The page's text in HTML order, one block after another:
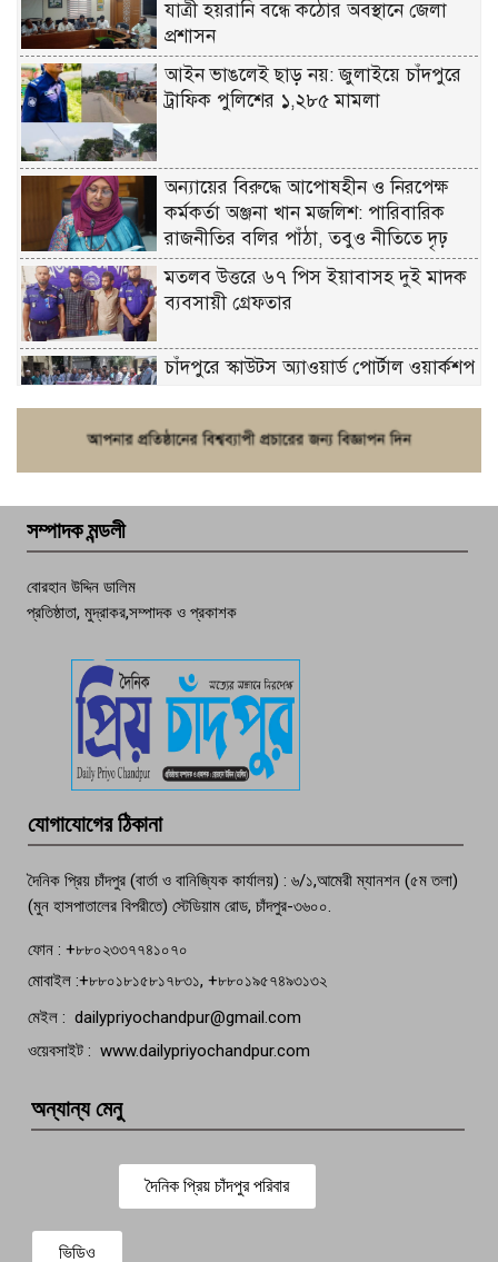
যাত্রী হয়রানি বন্ধে কঠোর অবস্থানে জেলা
প্রশাসন
আইন ভাঙলেই ছাড় নয়: জুলাইয়ে চাঁদপুরে
ট্রাফিক পুলিশের ১,২৮৫ মামলা
অন্যায়ের বিরুদ্ধে আপোষহীন ও নিরপেক্ষ
কর্মকর্তা অঞ্জনা খান মজলিশ: পারিবারিক
রাজনীতির বলির পাঁঠা, তবুও নীতিতে দৃঢ়
মতলব উত্তরে ৬৭ পিস ইয়াবাসহ দুই মাদক
ব্যবসায়ী গ্রেফতার
চাঁদপুরে স্কাউটস অ্যাওয়ার্ড পোর্টাল ওয়ার্কশপ
পচা দুর্গন্ধে ৯৯৯-এ ফোন, ফরিদগঞ্জে
তরুণের অর্ধগলিত লাশ উদ্ধার
সম্পাদক মন্ডলী
বোরহান উদ্দিন ডালিম
প্রতিষ্ঠাতা, মুদ্রাকর,সম্পাদক ও প্রকাশক
যোগাযোগের ঠিকানা
দৈনিক প্রিয় চাঁদপুর (বার্তা ও বানিজ্যিক কার্যালয়) : ৬/১,আমেরী ম্যানশন (৫ম তলা)
(মুন হাসপাতালের বিপরীতে) স্টেডিয়াম রোড, চাঁদপুর-৩৬০০.
ফোন : +৮৮০২৩৩৭৭৪১০৭০
মোবাইল :+৮৮০১৮১৫৮১৭৮৩১, +৮৮০১৯৫৭৪৯৩১৩২
মেইল : dailypriyochandpur@gmail.com
ওয়েবসাইট : www.dailypriyochandpur.com
অন্যান্য মেনু
দৈনিক প্রিয় চাঁদপুর পরিবার
ভিডিও